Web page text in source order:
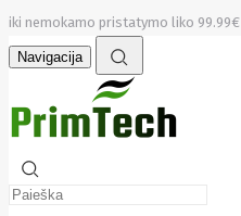
iki nemokamo pristatymo liko 99.99€
Navigacija